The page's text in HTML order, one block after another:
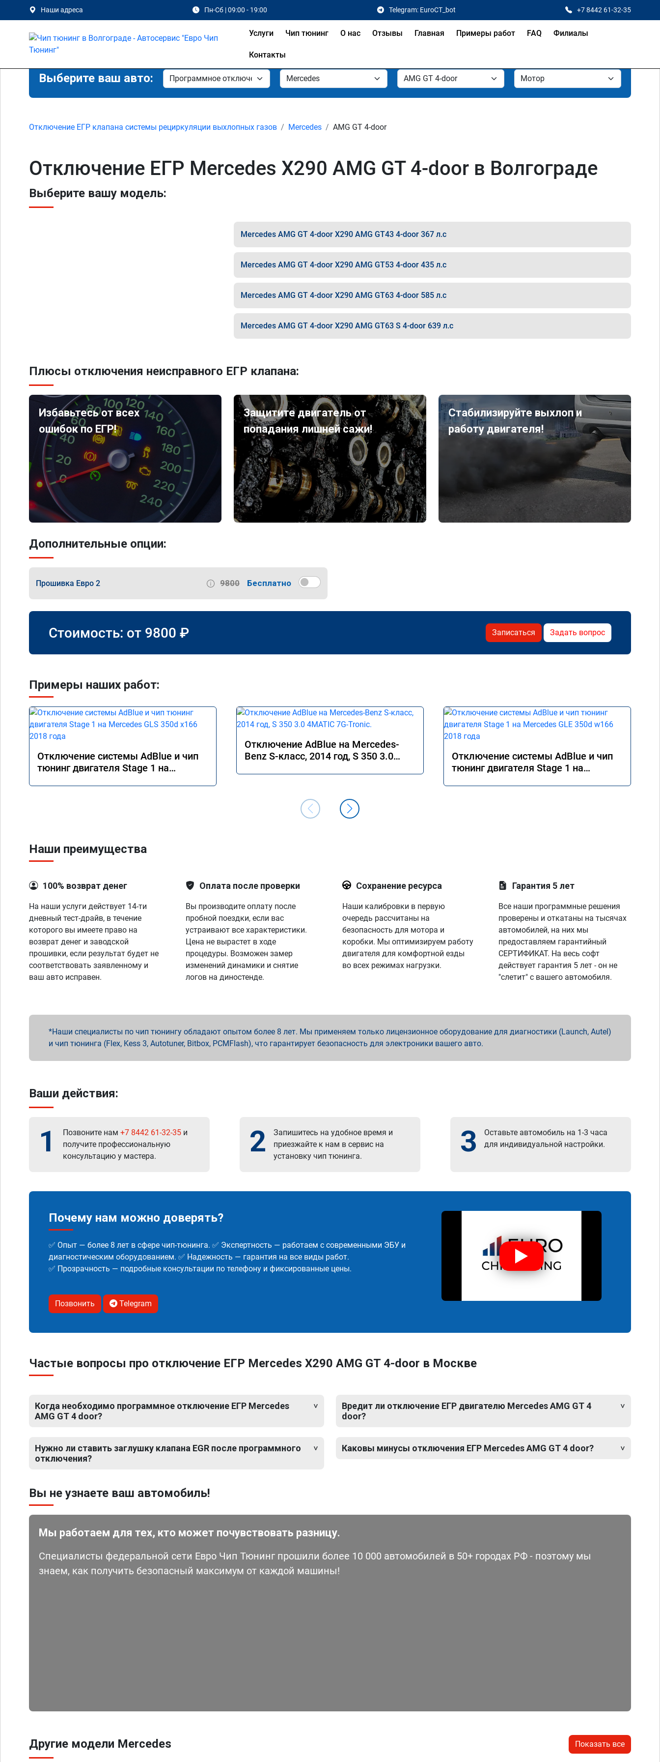
Наши адреса Пн-Сб | 09:00 - 19:00 Telegram: EuroCT_bot +7 8442 61-32-35
Услуги Чип тюнинг О нас Отзывы Главная Примеры работ FAQ Филиалы
Контакты
Выберите ваш авто:
Отключение ЕГР клапана системы рециркуляции выхлопных газов Mercedes AMG GT 4-door
Отключение ЕГР Mercedes X290 AMG GT 4-door в Волгограде
Выберите вашу модель:
Mercedes AMG GT 4-door X290 AMG GT43 4-door 367 л.с
Mercedes AMG GT 4-door X290 AMG GT53 4-door 435 л.с
Mercedes AMG GT 4-door X290 AMG GT63 4-door 585 л.с
Mercedes AMG GT 4-door X290 AMG GT63 S 4-door 639 л.с
Плюсы отключения неисправного ЕГР клапана:
Избавьтесь от всех
ошибок по ЕГР!
Защитите двигатель от
попадания лишней сажи!
Стабилизируйте выхлоп и
работу двигателя!
Дополнительные опции:
Прошивка Евро 2 9800 Бесплатно
Стоимость: от 9800 ₽ Записаться Задать вопрос
Примеры наших работ:
Отключение системы AdBlue и чип
тюнинг двигателя Stage 1 на
Отключение AdBlue на Mercedes-
Benz S-класс, 2014 год, S 350 3.0
Отключение системы AdBlue и чип
тюнинг двигателя Stage 1 на
Наши преимущества
100% возврат денег
На наши услуги действует 14-ти
дневный тест-драйв, в течение
которого вы имеете право на
возврат денег и заводской
прошивки, если результат будет не
соответствовать заявленному и
ваш авто исправен.
Оплата после проверки
Вы производите оплату после
пробной поездки, если вас
устраивают все характеристики.
Цена не вырастет в ходе
процедуры. Возможен замер
изменений динамики и снятие
логов на диностенде.
Сохранение ресурса
Наши калибровки в первую
очередь рассчитаны на
безопасность для мотора и
коробки. Мы оптимизируем работу
двигателя для комфортной езды
во всех режимах нагрузки.
Гарантия 5 лет
Все наши программные решения
проверены и откатаны на тысячах
автомобилей, на них мы
предоставляем гарантийный
СЕРТИФИКАТ. На весь софт
действует гарантия 5 лет - он не
"слетит" с вашего автомобиля.
Наши специалисты по чип тюнингу обладают опытом более 8 лет. Мы применяем только лицензионное оборудование для диагностики (Launch, Autel)
и чип тюнинга (Flex, Kess 3, Autotuner, Bitbox, PCMFlash), что гарантирует безопасность для электроники вашего авто.
Ваши действия:
1 Позвоните нам +7 8442 61-32-35 и
получите профессиональную
консультацию у мастера.
2
Запишитесь на удобное время и
приезжайте к нам в сервис на
установку чип тюнинга.
3
Оставьте автомобиль на 1-3 часа
для индивидуальной настройки.
Почему нам можно доверять?
✅ Опыт — более 8 лет в сфере чип-тюнинга. ✅ Экспертность — работаем с современными ЭБУ и
диагностическим оборудованием. ✅ Надежность — гарантия на все виды работ.
✅ Прозрачность — подробные консультации по телефону и фиксированные цены.
Позвонить Telegram
Частые вопросы про отключение ЕГР Mercedes X290 AMG GT 4-door в Москве
Когда необходимо программное отключение ЕГР Mercedes
AMG GT 4 door?
Нужно ли ставить заглушку клапана EGR после программного
отключения?
Вредит ли отключение ЕГР двигателю Mercedes AMG GT 4
door?
Каковы минусы отключения ЕГР Mercedes AMG GT 4 door?
Вы не узнаете ваш автомобиль!
Мы работаем для тех, кто может почувствовать разницу.
Специалисты федеральной сети Евро Чип Тюнинг прошили более 10 000 автомобилей в 50+ городах РФ - поэтому мы
знаем, как получить безопасный максимум от каждой машины!
Другие модели Mercedes Показать все